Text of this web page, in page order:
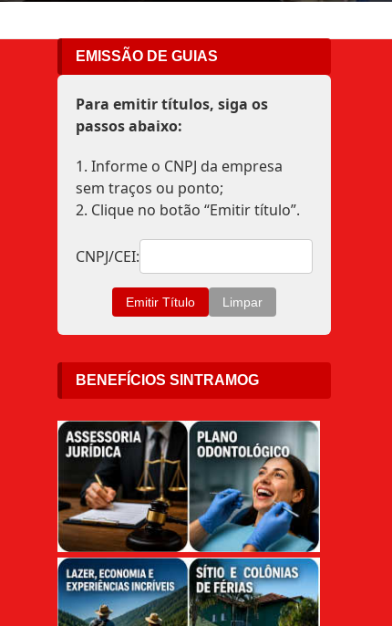
EMISSÃO DE GUIAS
Para emitir títulos, siga os
passos abaixo:
1. Informe o CNPJ da empresa
sem traços ou ponto;
2. Clique no botão “Emitir título”.
CNPJ/CEI:
BENEFÍCIOS SINTRAMOG